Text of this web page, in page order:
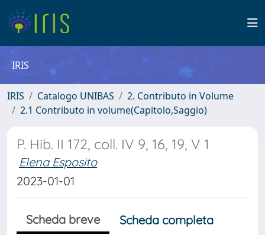
IRIS
IRIS Catalogo UNIBAS
2. Contributo in Volume
2.1 Contributo in volume(Capitolo,Saggio)
P. Hib. II 172, coll. IV 9, 16, 19, V 1
Elena Esposito
2023-01-01
Scheda breve
Scheda completa